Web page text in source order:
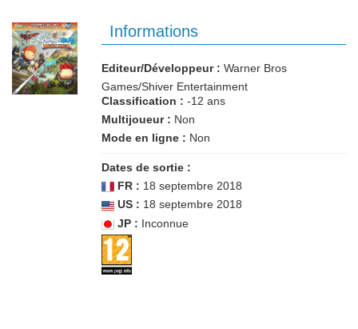
Informations
Editeur/Développeur : Warner Bros
Games/Shiver Entertainment
Classification : -12 ans
Multijoueur : Non
Mode en ligne : Non
Dates de sortie :
FR : 18 septembre 2018
US : 18 septembre 2018
JP : Inconnue